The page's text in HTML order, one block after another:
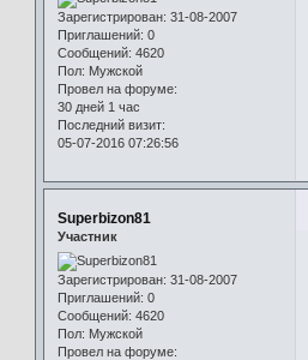
Зарегистрирован: 31-08-2007
Приглашений: 0
Сообщений: 4620
Пол: Мужской
Провел на форуме:
30 дней 1 час
Последний визит:
05-07-2016 07:26:56
Superbizon81
Участник
Зарегистрирован: 31-08-2007
Приглашений: 0
Сообщений: 4620
Пол: Мужской
Провел на форуме: